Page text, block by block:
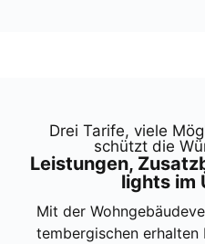
Drei Tari­fe, vie­le
schützt die
Leis­tun­gen,
lights im
Mit der
tem­ber­gi­schen